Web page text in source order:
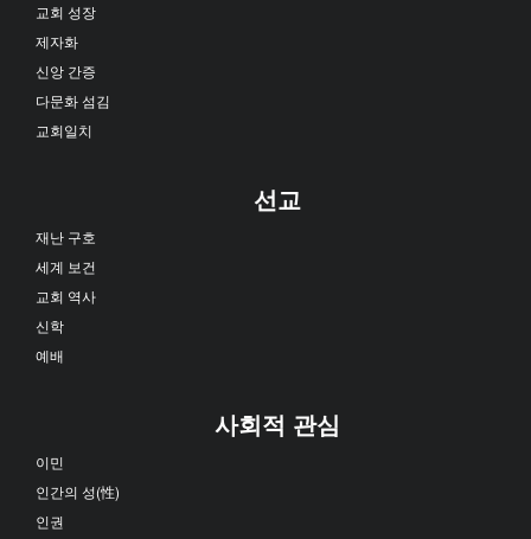
교회 성장
제자화
신앙 간증
다문화 섬김
교회일치
선교
재난 구호
세계 보건
교회 역사
신학
예배
사회적 관심
이민
인간의 성(性)
인권